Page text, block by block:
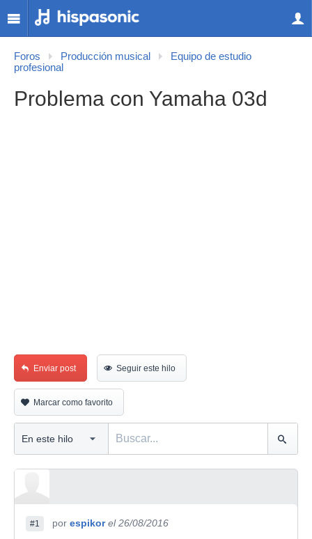
Foros Producción musical
Equipo de estudio
profesional
Problema con Yamaha 03d
Enviar post Seguir este hilo
Marcar como favorito
#1 por espikor el 26/08/2016